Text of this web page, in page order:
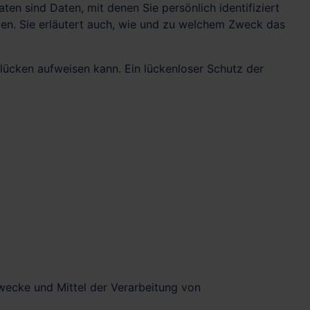
sind Daten, mit denen Sie persönlich identifiziert
Sie erläutert auch, wie und zu welchem Zweck das
aufweisen kann. Ein lückenloser Schutz der
und Mittel der Verarbeitung von